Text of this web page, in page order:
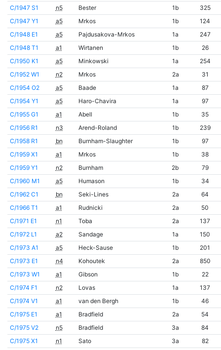
C/1947 S1
n5 Bester 1b
325
C/1947 Y1
a5 Mrkos 1b
124
C/1948 E1
a5 Pajdusakova-Mrkos 1a
247
C/1948 T1
a1 Wirtanen 1b
26
C/1950 K1
a5 Minkowski 1a
254
C/1952 W1
n2 Mrkos 2a
31
C/1954 O2
a5 Baade 1a
87
C/1954 Y1
a5 Haro-Chavira 1a
97
C/1955 G1
a1 Abell 1b
35
C/1956 R1
n3 Arend-Roland 1b
239
C/1958 R1
bn Burnham-Slaughter 1b
97
C/1959 X1
a1 Mrkos 1b
38
C/1959 Y1
n2 Burnham 2b
79
C/1960 M1
a5 Humason 1b
34
C/1962 C1
bn Seki-Lines 2a
64
C/1966 T1
a1 Rudnicki 2a
50
C/1971 E1
n1 Toba 2a
137
C/1972 L1
a2 Sandage 1a
150
C/1973 A1
a5 Heck-Sause 1b
201
C/1973 E1
n4 Kohoutek 2a
850
C/1973 W1
a1 Gibson 1b
22
C/1974 F1
n2 Lovas 1a
137
C/1974 V1
a1 van den Bergh 1b
46
C/1975 E1
a1 Bradfield 2a
54
C/1975 V2
n5 Bradfield 3a
84
C/1975 X1
n1 Sato 3a
82